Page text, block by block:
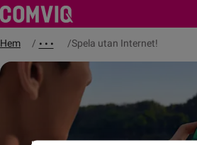
Hem • • • Spela utan Internet!